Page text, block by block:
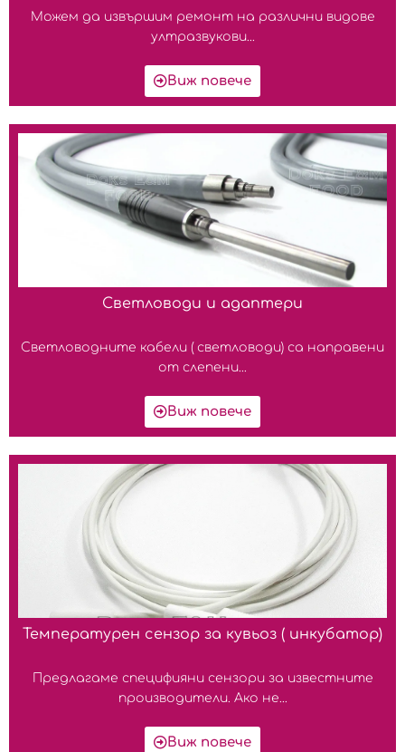
Можем да извършим ремонт на различни видове
ултразвукови...
Виж повече
Светловоди и адаптери
Светловодните кабели ( светловоди) са направени
от слепени...
Виж повече
Температурен сензор за кувьоз ( инкубатор)
Предлагаме специфияни сензори за известните
производители. Ако не...
Виж повече